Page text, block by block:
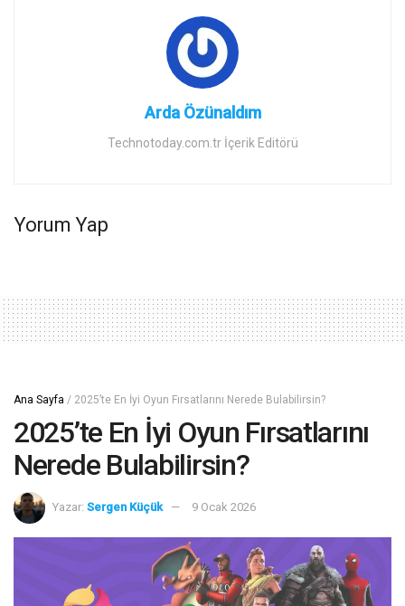
Arda Özünaldım
Technotoday.com.tr İçerik Editörü
Yorum Yap
Ana Sayfa / 2025’te En İyi Oyun Fırsatlarını Nerede Bulabilirsin?
2025’te En İyi Oyun Fırsatlarını
Nerede Bulabilirsin?
Yazar: Sergen Küçük 9 Ocak 2026